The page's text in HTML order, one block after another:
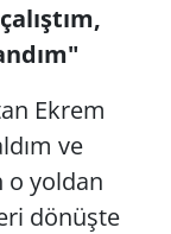
Ekrem
ve
o yoldan
dönüşte